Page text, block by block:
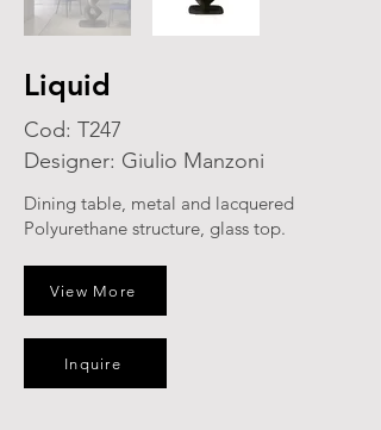
Liquid
Cod: T247
Designer: Giulio Manzoni
Dining table, metal and lacquered
Polyurethane structure, glass top.
View More
Inquire